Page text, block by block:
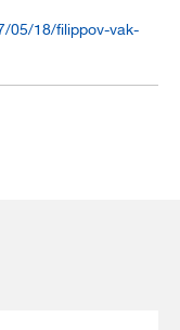
05/18/filippov-vak-